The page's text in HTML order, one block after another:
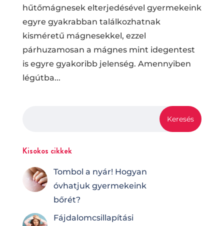
hűtőmágnesek elterjedésével gyermekeink
egyre gyakrabban találkozhatnak
kisméretű mágnesekkel, ezzel
párhuzamosan a mágnes mint idegentest
is egyre gyakoribb jelenség. Amennyiben
légútba...
Kisokos cikkek
Tombol a nyár! Hogyan
óvhatjuk gyermekeink
bőrét?
Fájdalomcsilla­pí­tá­si